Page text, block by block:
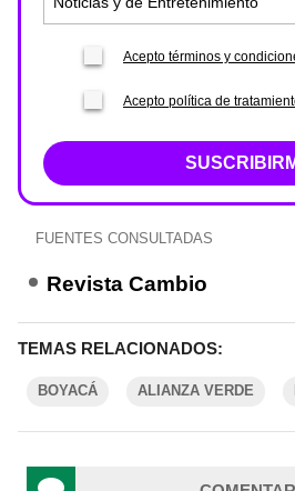
Acepto términos y
Acepto política de
FUENTES CONSULTADAS
Revista Cambio
TEMAS RELACIONADOS:
BOYACÁ ALIANZA VERDE